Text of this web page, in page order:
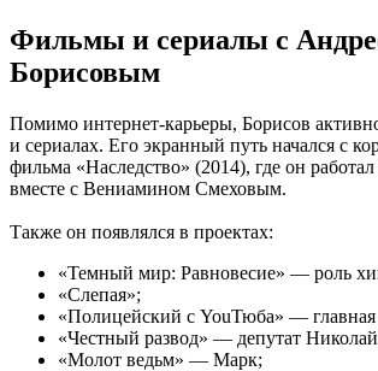
Фильмы и сериалы с
Борисовым
Помимо интернет-карьеры, Борисов
и сериалах. Его экранный путь начался с
фильма «Наследство» (2014), где он
вместе с Вениамином Смеховым.
Также он появлялся в проектах:
«Темный мир: Равновесие» — роль
«Слепая»;
«Полицейский с YouТюба» — главная
«Честный развод» — депутат
«Молот ведьм» — Марк;